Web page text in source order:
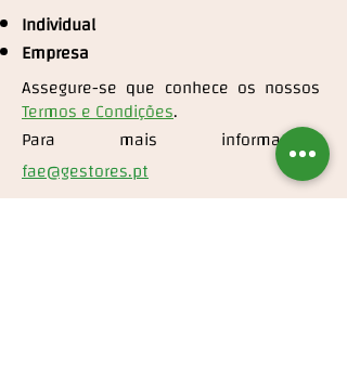
Individual
Empresa
Assegure-se que conhece os nossos
Termos e Condições.
Para mais informações:
fae@gestores.pt